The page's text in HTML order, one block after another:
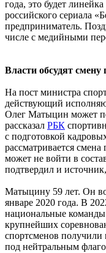
года, это будет
российского сериала
предприниматель.
числе с медийными
Власти обсудят
На пост министра
действующий
Олег Матыцин может
рассказал РБК
с подготовкой
рассматривается
может не войти в
подтвердил и
Матыцину 59 лет. Он
январе 2020 года. В
национальные команды
крупнейших
спортсменов получили
под нейтральным